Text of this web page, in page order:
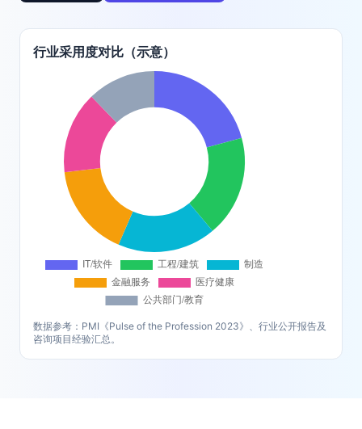
行业采用度对比（示意）
数据参考：PMI《Pulse of the Profession 2023》、行业公开报告及
咨询项目经验汇总。